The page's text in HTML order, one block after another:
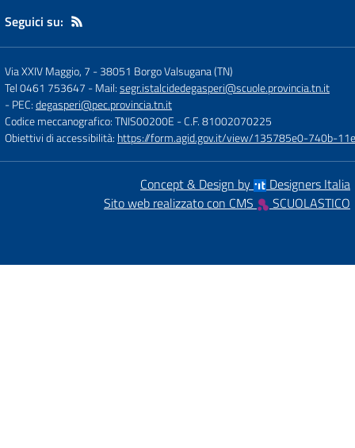
Seguici su:
Via XXIV Maggio, 7 -38051 Borgo Valsugana (TN)
Tel 0461 753647 - Mail:segr.istalcidedegasperi@scuole.provincia.tn.it
- PEC:degasperi@pec.provincia.tn.it
Codice meccanografico: TNIS00200E - C.F. 81002070225
Obiettivi di accessibilità: https://form.agid.gov.it/view/135785e0-740b-
Concept & Design by
Designers Italia
Sito web realizzato con CMS
SCUOLASTICO